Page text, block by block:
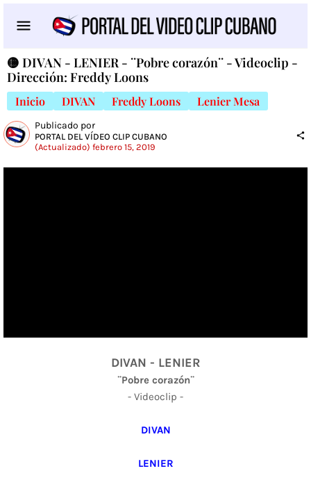
🟡 DIVAN - LENIER - ¨Pobre corazón¨ - Videoclip -
Dirección: Freddy Loons
Inicio DIVAN Freddy Loons Lenier Mesa
Publicado por
PORTAL DEL VÍDEO CLIP CUBANO
(Actualizado) febrero 15, 2019
DIVAN - LENIER
¨Pobre corazón¨
- Videoclip -
DIVAN
LENIER